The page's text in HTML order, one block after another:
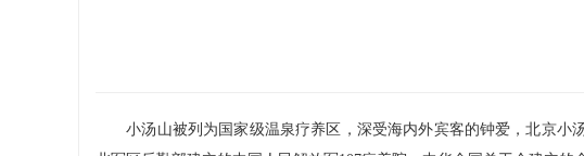
小汤山被列为国家级温泉疗养区，深受海内外宾客的钟爱，北京小